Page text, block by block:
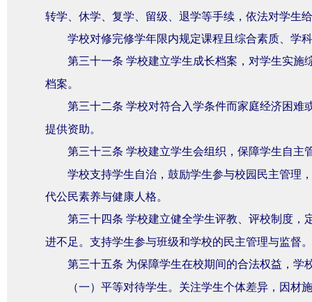
转学、休学、复学、留级、退学等手续，依法对学生
学校对修完修学年限内规定课程且综合素质、学
第三十一条 学校建立学生成长档案，对学生实施
档案。
第三十二条 学校对符合入学条件而家庭经济困难
提供资助。
第三十三条 学校建立学生会组织，保障学生自主
学校支持学生自治，鼓励学生参与校园民主管理
代公民素养与健康人格。
第三十四条 学校建立健全学生评教、评校制度，
进不足。支持学生参与班级和学校的民主管理与监督。
第三十五条 为保障学生在校期间的合法权益，学
（一）平等对待学生。关注学生个体差异，因材